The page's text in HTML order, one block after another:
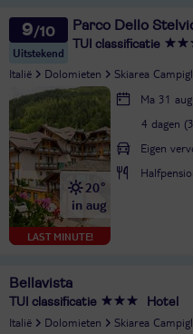
9
Uitstekend
Parco Dello
TUI classificatie
Italië Dolomieten Skiarea
LAST MINUTE!
20°
in aug
Ma 31
4 dagen
Eigen
Bellavista
TUI classificatie Hotel
Italië Dolomieten Skiarea